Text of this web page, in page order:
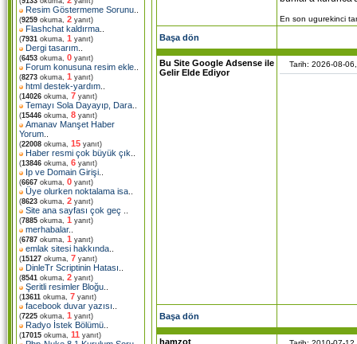
Resim Göstermeme Sorunu
(9259 okuma, 2 yanıt)
Flashchat kaldırma
(7931 okuma, 1 yanıt)
Dergi tasarım
(6453 okuma, 0 yanıt)
Forum konusuna resim ekle
(8273 okuma, 1 yanıt)
html destek-yardım
(14026 okuma, 7 yanıt)
Temayı Sola Dayayıp, Dara
(15446 okuma, 8 yanıt)
Amanav Manşet Haber
Yorum
(22008 okuma, 15 yanıt)
Haber resmi çok büyük çık
(13846 okuma, 6 yanıt)
Ip ve Domain Girişi
(6667 okuma, 0 yanıt)
Üye olurken noktalama isa
(8623 okuma, 2 yanıt)
Site ana sayfası çok geç
(7885 okuma, 1 yanıt)
merhabalar..
(6787 okuma, 1 yanıt)
emlak sitesi hakkında
(15127 okuma, 7 yanıt)
DinleTr Scriptinin Hatası
(8541 okuma, 2 yanıt)
Şeritli resimler Bloğu
(13611 okuma, 7 yanıt)
facebook duvar yazısı
(7225 okuma, 1 yanıt)
Radyo İstek Bölümü
(17015 okuma, 11 yanıt)
En son ugurekinci
Başa dön
Bu Site Google Adsense ile
Gelir Elde Ediyor
Tarih: 2026-08-
Başa dön
hamzot